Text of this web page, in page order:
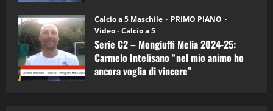
Calcio a 5 Maschile
PRIMO PIANO
Video - Calcio a 5
Serie C2 – Mongiuffi Melia 2024-25:
Carmelo Intelisano “nel mio animo ho
ancora voglia di vincere”
1
“SportEmpire” in Podcast: 30^ Puntata
(Martedi 05 Maggio 2026)
08/05/2026